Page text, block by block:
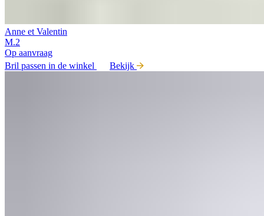
Anne et Valentin
M.2
Op aanvraag
Bril passen in de winkel
Bekijk